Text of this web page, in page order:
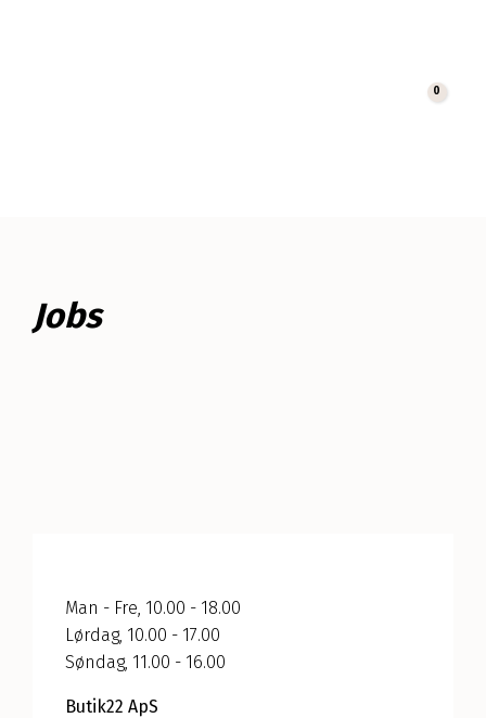
0
Jobs
Man - Fre, 10.00 - 18.00
Lørdag, 10.00 - 17.00
Søndag, 11.00 - 16.00
Butik22 ApS